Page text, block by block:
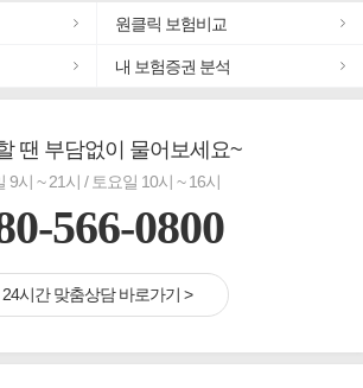
#추천골프보험
#바뀌기전에 4세대 가입
#무해지 건강보험
원클릭 보험비교
내 보험증권 분석
땐 부담없이 물어보세요~
9시 ~ 21시 / 토요일 10시 ~ 16시
566-0800
24시간 맞춤상담 바로가기 >